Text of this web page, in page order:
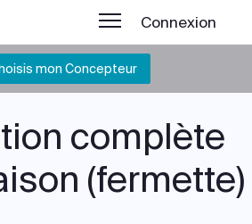
Connexion
mon Concepteur
complète
(fermette)